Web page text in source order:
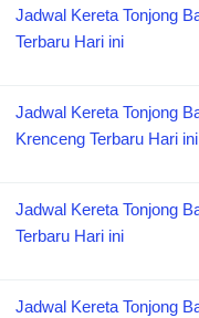
Jadwal Kereta Tonjong
Terbaru Hari ini
Jadwal Kereta Tonjong
Krenceng Terbaru Hari ini
Jadwal Kereta Tonjong
Terbaru Hari ini
Jadwal Kereta Tonjong